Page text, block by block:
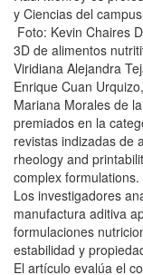
y Ciencias del
Foto: Kevin Chaires
3D de alimentos
Viridiana Alejandra
Enrique Cuan
Mariana Morales de
premiados en la
revistas indizadas de
rheology and
complex formulations.
Los investigadores
manufactura aditiva
formulaciones
estabilidad y
El artículo evalúa el